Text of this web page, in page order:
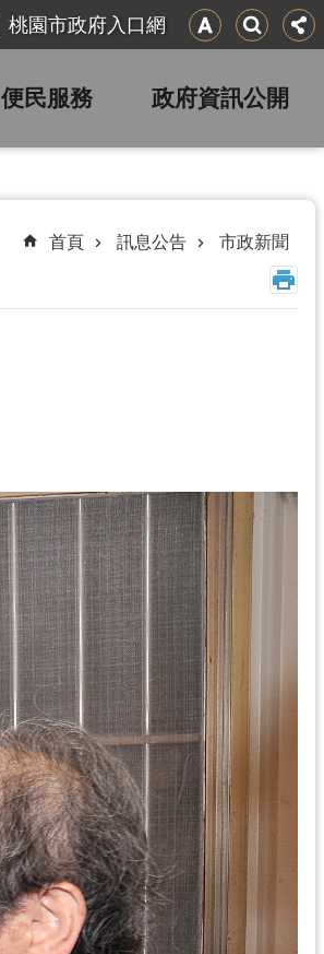
桃園市政府入口網
便民服務 政府資訊公開
首頁 訊息公告 市政新聞